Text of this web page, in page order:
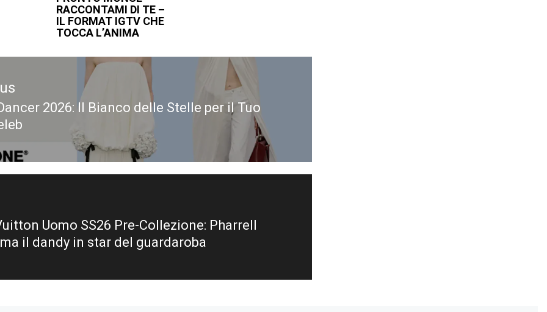
RACCONTAMI DI TE –
IL FORMAT IGTV CHE
TOCCA L’ANIMA
2026: Il Bianco delle Stelle per il Tuo
Uomo SS26 Pre-Collezione: Pharrell
il dandy in star del guardaroba